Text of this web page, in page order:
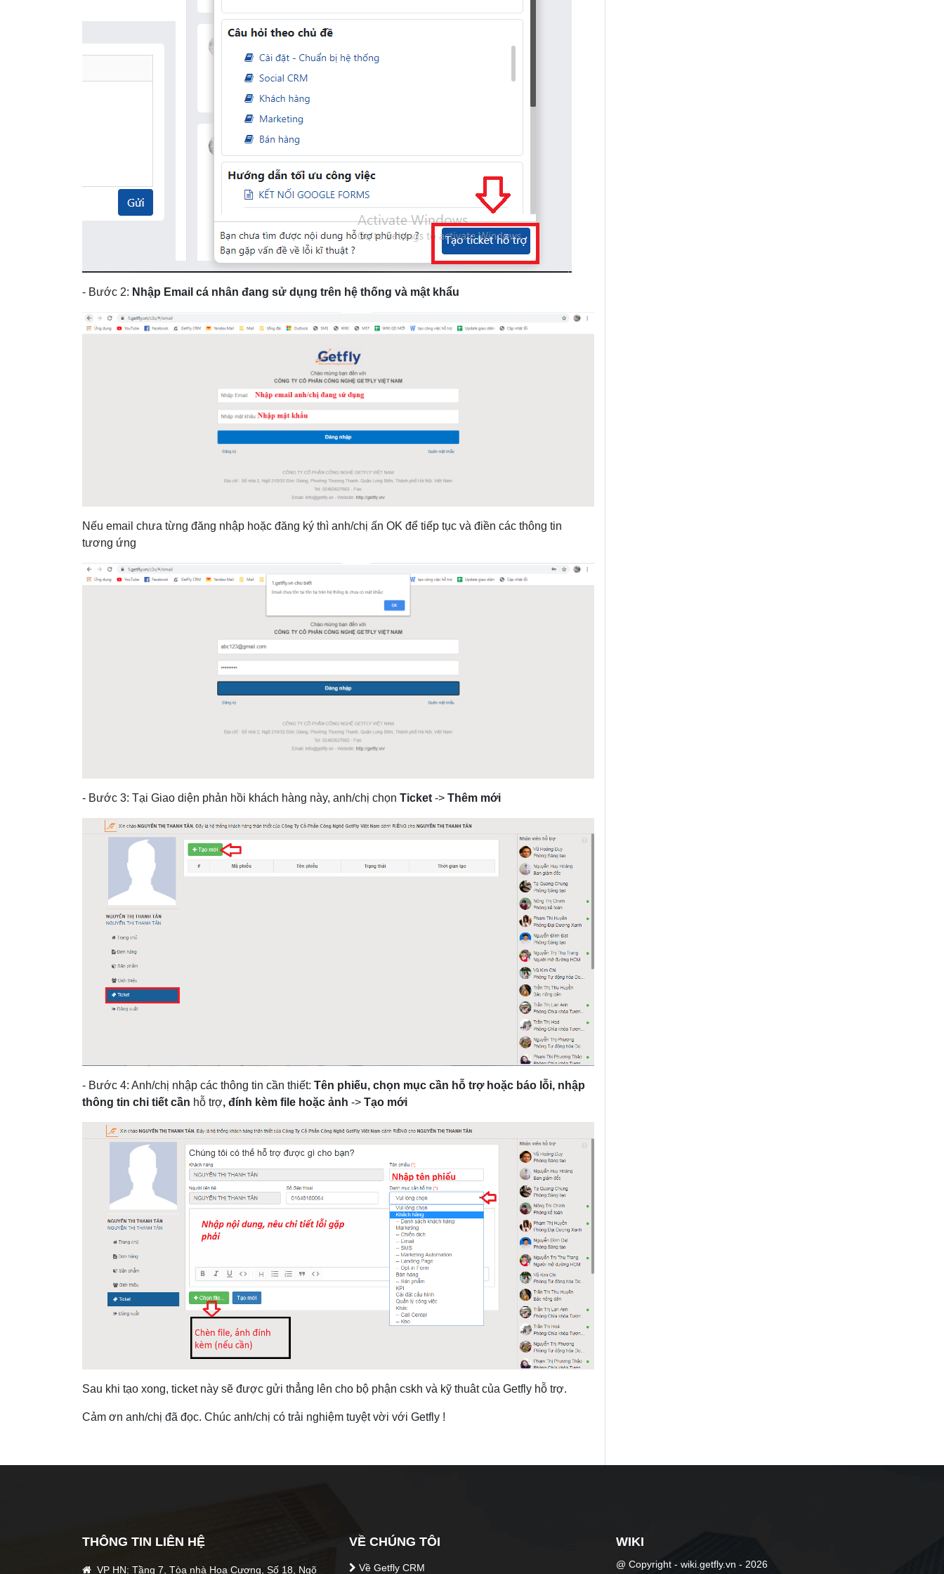
- Bước 2: Nhập Email cá nhân đang sử dụng trên hệ thống và mật khẩu
Nếu email chưa từng đăng nhập hoặc đăng ký thì anh/chị ấn OK để tiếp tục và điền các thông tin
tương ứng
- Bước 3: Tại Giao diện phản hồi khách hàng này, anh/chị chọn Ticket -> Thêm mới
- Bước 4: Anh/chị nhập các thông tin cần thiết: Tên phiếu, chọn mục cần hỗ trợ hoặc báo lỗi, nhập
thông tin chi tiết cần hỗ trợ, đính kèm file hoặc ảnh -> Tạo mới
Sau khi tạo xong, ticket này sẽ được gửi thẳng lên cho bộ phận cskh và kỹ thuât của Getfly hỗ trợ.
Cảm ơn anh/chị đã đọc. Chúc anh/chị có trải nghiệm tuyệt vời với Getfly !
THÔNG TIN LIÊN HỆ
VP HN: Tầng 7, Tòa nhà Hoa Cương, Số 18, Ngõ
VỀ CHÚNG TÔI
Về Getfly CRM
WIKI
@ Copyright - wiki.getfly.vn - 2026